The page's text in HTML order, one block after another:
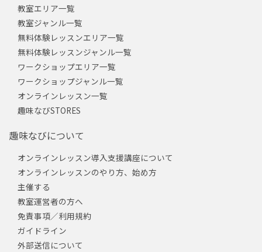
教室エリア一覧
教室ジャンル一覧
無料体験レッスンエリア一覧
無料体験レッスンジャンル一覧
ワークショップエリア一覧
ワークショップジャンル一覧
オンラインレッスン一覧
趣味なびSTORES
趣味なびについて
オンラインレッスン導入支援講座について
オンラインレッスンのやり方、始め方
主催する
教室運営者の方へ
免責事項／利用規約
ガイドライン
外部送信について